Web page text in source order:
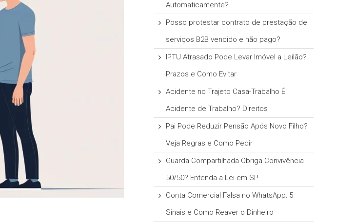
Automaticamente?
Posso protestar contrato de prestação de
serviços B2B vencido e não pago?
IPTU Atrasado Pode Levar Imóvel a Leilão?
Prazos e Como Evitar
Acidente no Trajeto Casa-Trabalho É
Acidente de Trabalho? Direitos
Pai Pode Reduzir Pensão Após Novo Filho?
Veja Regras e Como Pedir
Guarda Compartilhada Obriga Convivência
50/50? Entenda a Lei em SP
Conta Comercial Falsa no WhatsApp: 5
Sinais e Como Reaver o Dinheiro